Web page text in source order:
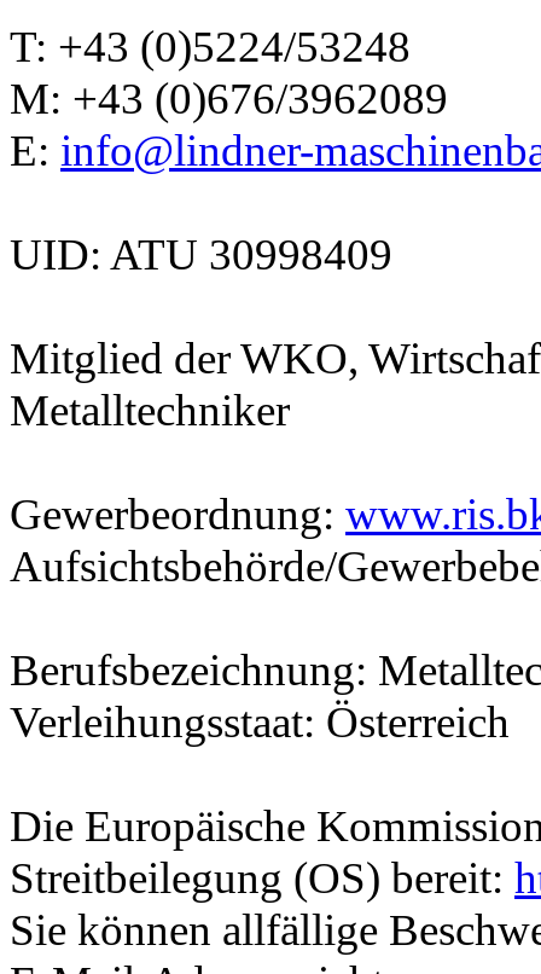
T: +43 (0)5224/53248
M: +43 (0)676/3962089
E: info@lindner-
UID: ATU 30998409
Mitglied der WKO,
Metalltechniker
Gewerbeordnung:
Aufsichtsbehörde/
Berufsbezeichnung:
Verleihungsstaat: Österreich
Die Europäische
Streitbeilegung (OS) bereit:
Sie können allfällige